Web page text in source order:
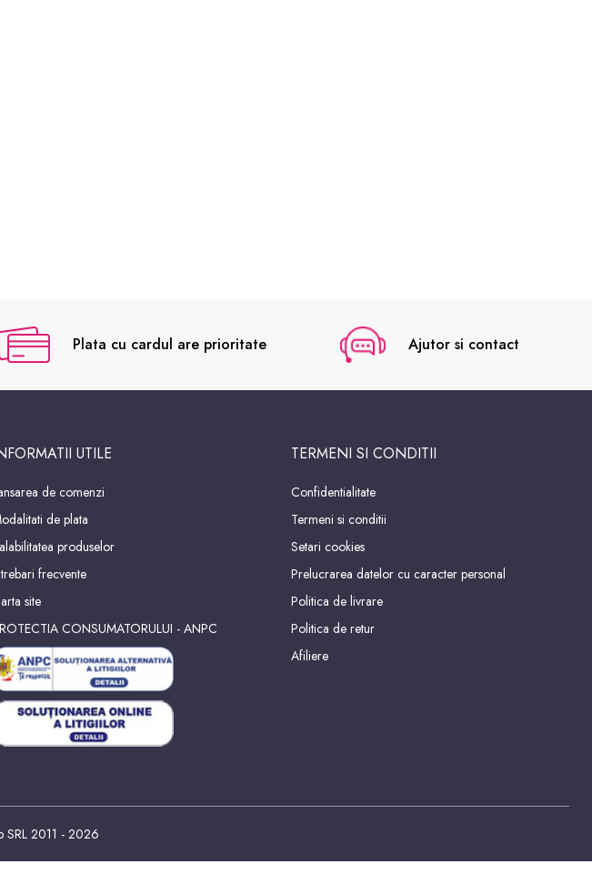
Plata cu cardul are prioritate Ajutor si contact
UTILE
de comenzi
de plata
produselor
frecvente
site
CONSUMATORULUI - ANPC
TERMENI SI CONDITII
Confidentialitate
Termeni si conditii
Setari cookies
Prelucrarea datelor cu caracter personal
Politica de livrare
Politica de retur
Afiliere
SRL 2011 - 2026